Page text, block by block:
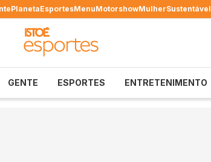
PlanetaEsportesMenuMotorshowMulherSustentável
GENTE ESPORTES ENTRETENIMENTO